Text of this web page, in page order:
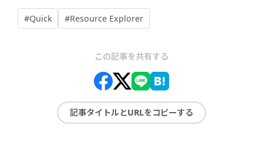
#Quick #Resource Explorer
この記事を共有する
記事タイトルとURLをコピーする